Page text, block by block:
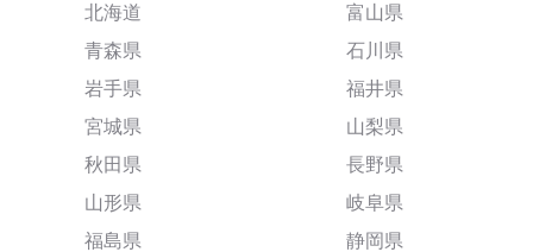
北海道
青森県
岩手県
宮城県
秋田県
山形県
福島県
富山県
石川県
福井県
山梨県
長野県
岐阜県
静岡県